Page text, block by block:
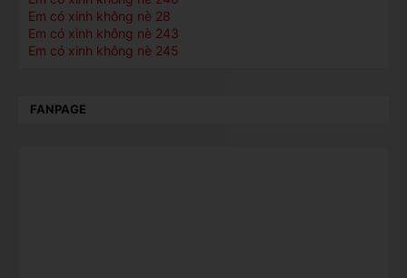
Em có xinh không nè 28
Em có xinh không nè 243
Em có xinh không nè 245
FANPAGE